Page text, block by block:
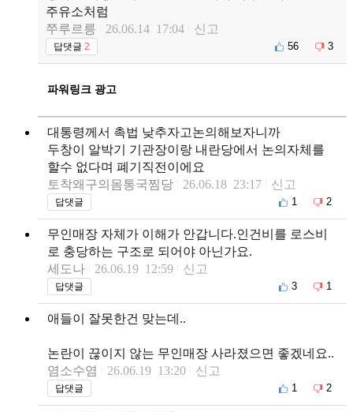
주유소처럼
쭈루르릉
26.06.14 17:04 신고
답댓글 2 56 3
파워링크 광고
대통령께서 촉법 낮추자고논의해보자니까
두창이 알박기 기관장이랑 내란당에서 논의자체를
할수 없다며 폐기직전이에요
토착왜구의몸통국찜당
26.06.18 23:17 신고
답댓글 1 2
무인매장 자체가 이해가 안갑니다.인건비를 로스비
로 충당하는 구조로 되어야 아닌가요.
세도나
26.06.19 12:59 신고
답댓글 3 1
애들이 잘못한건 맞는데..
논란이 끊이지 않는 무인매장 사라졌으면 좋겠네요..
염소수염
26.06.19 13:20 신고
답댓글 1 2